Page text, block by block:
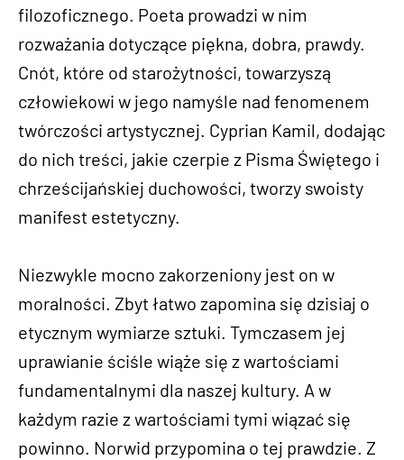
filozoficznego. Poeta prowadzi w nim
rozważania dotyczące piękna, dobra, prawdy.
Cnót, które od starożytności, towarzyszą
człowiekowi w jego namyśle nad fenomenem
twórczości artystycznej. Cyprian Kamil, dodając
do nich treści, jakie czerpie z Pisma Świętego i
chrześcijańskiej duchowości, tworzy swoisty
manifest estetyczny.
Niezwykle mocno zakorzeniony jest on w
moralności. Zbyt łatwo zapomina się dzisiaj o
etycznym wymiarze sztuki. Tymczasem jej
uprawianie ściśle wiąże się z wartościami
fundamentalnymi dla naszej kultury. A w
każdym razie z wartościami tymi wiązać się
powinno. Norwid przypomina o tej prawdzie. Z